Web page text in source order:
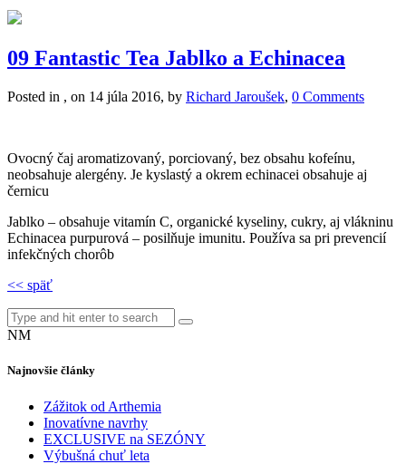
09 Fantastic Tea Jablko a Echinacea
Posted in , on 14 júla 2016, by Richard Jaroušek, 0 Comments
Ovocný čaj aromatizovaný, porciovaný, bez obsahu kofeínu,
neobsahuje alergény. Je kyslastý a okrem echinacei obsahuje aj
černicu
Jablko – obsahuje vitamín C, organické kyseliny, cukry, aj vlákninu
Echinacea purpurová – posilňuje imunitu. Používa sa pri prevencií
infekčných chorôb
<< späť
NM
Najnovšie články
Zážitok od Arthemia
Inovatívne navrhy
EXCLUSIVE na SEZÓNY
Výbušná chuť leta